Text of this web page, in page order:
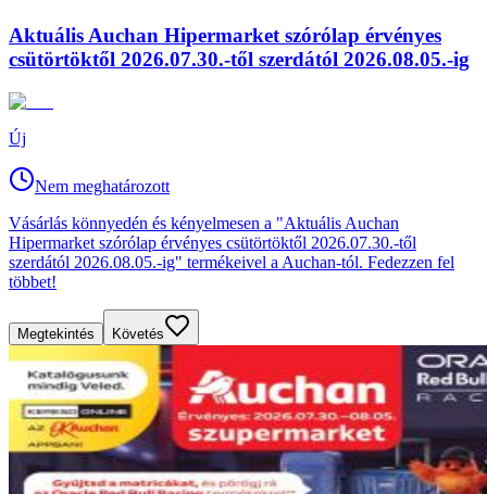
Aktuális Auchan Hipermarket szórólap érvényes
csütörtöktől 2026.07.30.-től szerdától 2026.08.05.-ig
Új
Nem meghatározott
Vásárlás könnyedén és kényelmesen a "Aktuális Auchan
Hipermarket szórólap érvényes csütörtöktől 2026.07.30.-től
szerdától 2026.08.05.-ig" termékeivel a Auchan-tól. Fedezzen fel
többet!
Megtekintés Követés